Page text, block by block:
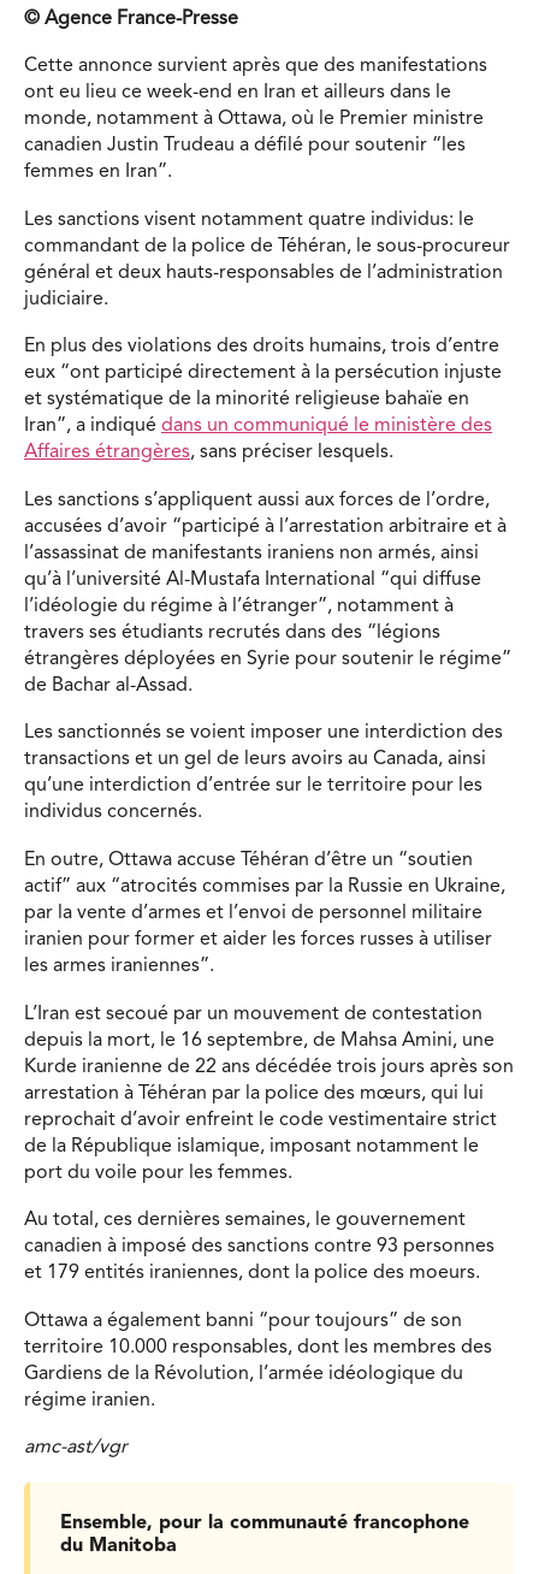
© Agence France-Presse
Cette annonce survient après que des manifestations
ont eu lieu ce week-end en Iran et ailleurs dans le
monde, notamment à Ottawa, où le Premier ministre
canadien Justin Trudeau a défilé pour soutenir “les
femmes en Iran”.
Les sanctions visent notamment quatre individus: le
commandant de la police de Téhéran, le sous-procureur
général et deux hauts-responsables de l’administration
judiciaire.
En plus des violations des droits humains, trois d’entre
eux “ont participé directement à la persécution injuste
et systématique de la minorité religieuse bahaïe en
Iran”, a indiqué dans un communiqué le ministère des
Affaires étrangères, sans préciser lesquels.
Les sanctions s’appliquent aussi aux forces de l’ordre,
accusées d’avoir “participé à l’arrestation arbitraire et à
l’assassinat de manifestants iraniens non armés, ainsi
qu’à l’université Al-Mustafa International “qui diffuse
l’idéologie du régime à l’étranger”, notamment à
travers ses étudiants recrutés dans des “légions
étrangères déployées en Syrie pour soutenir le régime”
de Bachar al-Assad.
Les sanctionnés se voient imposer une interdiction des
transactions et un gel de leurs avoirs au Canada, ainsi
qu’une interdiction d’entrée sur le territoire pour les
individus concernés.
En outre, Ottawa accuse Téhéran d’être un “soutien
actif” aux “atrocités commises par la Russie en Ukraine,
par la vente d’armes et l’envoi de personnel militaire
iranien pour former et aider les forces russes à utiliser
les armes iraniennes”.
L’Iran est secoué par un mouvement de contestation
depuis la mort, le 16 septembre, de Mahsa Amini, une
Kurde iranienne de 22 ans décédée trois jours après son
arrestation à Téhéran par la police des mœurs, qui lui
reprochait d’avoir enfreint le code vestimentaire strict
de la République islamique, imposant notamment le
port du voile pour les femmes.
Au total, ces dernières semaines, le gouvernement
canadien à imposé des sanctions contre 93 personnes
et 179 entités iraniennes, dont la police des moeurs.
Ottawa a également banni “pour toujours” de son
territoire 10.000 responsables, dont les membres des
Gardiens de la Révolution, l’armée idéologique du
régime iranien.
amc-ast/vgr
Ensemble, pour la communauté francophone
du Manitoba